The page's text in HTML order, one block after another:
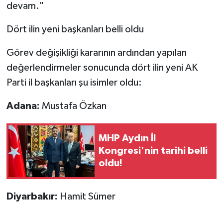
devam."
Dört ilin yeni başkanları belli oldu
Görev değişikliği kararının ardından yapılan
değerlendirmeler sonucunda dört ilin yeni AK
Parti il başkanları şu isimler oldu:
Adana: Mustafa Özkan
MHP Aydın İl
Kongresi'nin tarihi belli
oldu!
Diyarbakır: Hamit Sümer